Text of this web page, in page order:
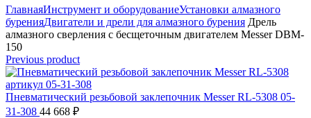
ГлавнаяИнструмент и оборудованиеУстановки алмазного
буренияДвигатели и дрели для алмазного бурения Дрель
алмазного сверления с бесщеточным двигателем Messer DBM-
150
Previous product
Пневматический резьбовой заклепочник Messer RL-5308 05-
31-308 44 668 ₽